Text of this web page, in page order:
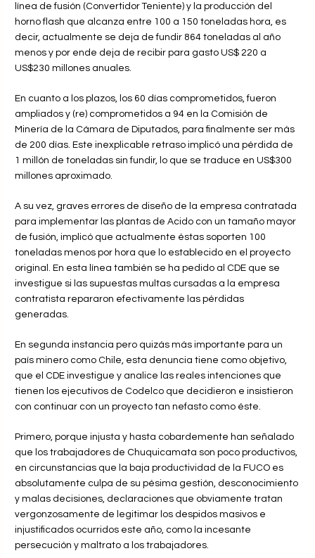
línea de fusión (Convertidor Teniente) y la producción del
horno flash que alcanza entre 100 a 150 toneladas hora, es
decir, actualmente se deja de fundir 864 toneladas al año
menos y por ende deja de recibir para gasto US$ 220 a
US$230 millones anuales.
En cuanto a los plazos, los 60 días comprometidos, fueron
ampliados y (re) comprometidos a 94 en la Comisión de
Minería de la Cámara de Diputados, para finalmente ser más
de 200 días. Este inexplicable retraso implicó una pérdida de
1 millón de toneladas sin fundir, lo que se traduce en US$300
millones aproximado.
A su vez, graves errores de diseño de la empresa contratada
para implementar las plantas de Acido con un tamaño mayor
de fusión, implicó que actualmente éstas soporten 100
toneladas menos por hora que lo establecido en el proyecto
original. En esta línea también se ha pedido al CDE que se
investigue si las supuestas multas cursadas a la empresa
contratista repararon efectivamente las pérdidas
generadas.
En segunda instancia pero quizás más importante para un
país minero como Chile, esta denuncia tiene como objetivo,
que el CDE investigue y analice las reales intenciones que
tienen los ejecutivos de Codelco que decidieron e insistieron
con continuar con un proyecto tan nefasto como éste.
Primero, porque injusta y hasta cobardemente han señalado
que los trabajadores de Chuquicamata son poco productivos,
en circunstancias que la baja productividad de la FUCO es
absolutamente culpa de su pésima gestión, desconocimiento
y malas decisiones, declaraciones que obviamente tratan
vergonzosamente de legitimar los despidos masivos e
injustificados ocurridos este año, como la incesante
persecución y maltrato a los trabajadores.